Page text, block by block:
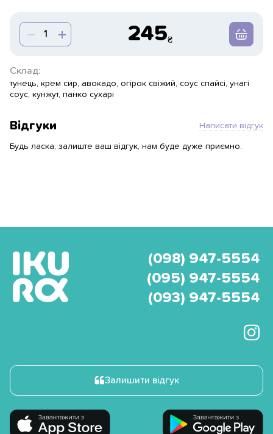
245
Склад:
тунець, крем сир, авокадо, огірок свіжий, соус спайсі, унагі
соус, кунжут, панко сухарі
Відгуки Написати відгук
Будь ласка, залиште ваш відгук, нам буде дуже приємно.
(098) 947-5554
(095) 947-5554
(093) 947-5554
Залишити відгук